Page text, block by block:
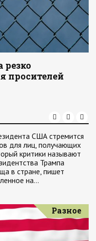
просителей
США стремится
для лиц, получающих
критики называют
Трампа
в стране, пишет
на…
Разное